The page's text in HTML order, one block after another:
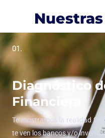
01.
Diagnóstico
Financiera
Te mostramos la realidad
te ven los bancos y/o